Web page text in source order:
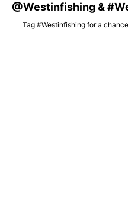
@Westinfishing &
Tag #Westinfishing for a